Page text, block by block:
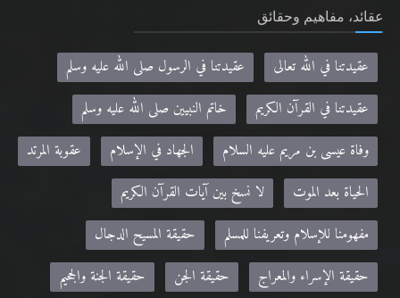
عقائد، مفاهيم وحقائق
عقيدتنا في الله تعالى
عقيدتنا في الرسول صلى الله عليه وسلم
عقيدتنا في القرآن الكريم
خاتم النبيين صلى الله عليه وسلم
وفاة عيسى بن مريم عليه السلام
الجهاد في الإسلام
عقوبة المرتد
الحياة بعد الموت
لا نسخ بين آيات القرآن الكريم
مفهومنا للإسلام وتعريفنا للمسلم
حقيقة المسيح الدجال
حقيقة الإسراء والمعراج
حقيقة الجن
حقيقة الجنة والجحيم